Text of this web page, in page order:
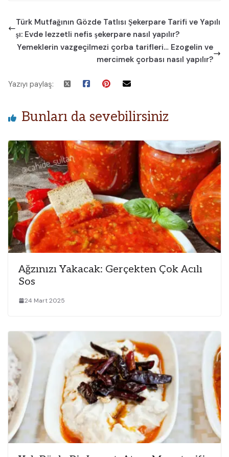
Türk Mutfağının Gözde Tatlısı Şekerpare Tarifi ve Yapılı
şı: Evde lezzetli nefis şekerpare nasıl yapılır?
Yemeklerin vazgeçilmezi çorba tarifleri… Ezogelin ve
mercimek çorbası nasıl yapılır?
Yazıyı paylaş:
Bunları da sevebilirsiniz
Ağzınızı Yakacak: Gerçekten Çok Acılı
Sos
24 Mart 2025